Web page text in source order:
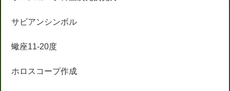
サビアンシンボル
蠍座11-20度
ホロスコープ作成